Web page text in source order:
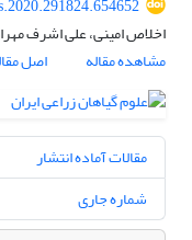
اخلاص امینی، علی اشرف
مشاهده مقاله
اصل
مقالات آماده انتشار
شماره جاری